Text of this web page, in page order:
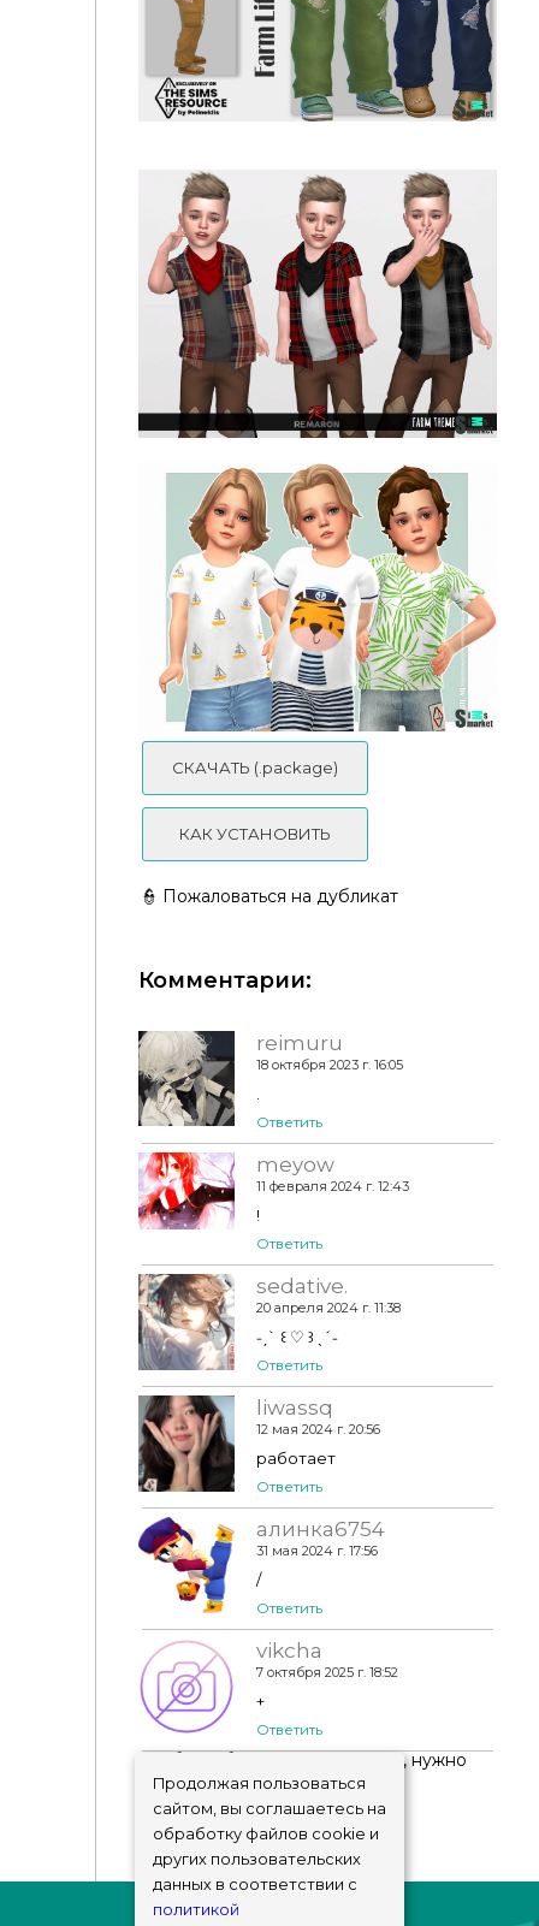
Свитер осенний 01 by remaron
Штаны Cargo by Pelineldis
Рубашки 01 by remaron
Футболка Ma by lillka
СКАЧАТЬ (.package)
КАК УСТАНОВИТЬ
👮 Пожаловаться на дубликат
Комментарии:
reimuru
18 октября 2023 г. 16:05
Ответить
meyow
11 февраля 2024 г. 12:43
!
Ответить
sedative.
20 апреля 2024 г. 11:38
˗ˏˋ ꒰ ♡ ꒱ ˎˊ˗
Ответить
liwassq
12 мая 2024 г. 20:56
работает
Ответить
алинка6754
31 мая 2024 г. 17:56
/
Ответить
vikcha
7 октября 2025 г. 18:52
+
Ответить
Чтобы добавить комментарий, нужно
авторизоваться !
Продолжая пользоваться
сайтом, вы соглашаетесь на
обработку файлов cookie и
других пользовательских
данных в соответствии с
политикой